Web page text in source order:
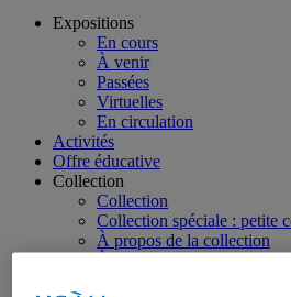
Expositions
En cours
À venir
Passées
Virtuelles
En circulation
Activités
Offre éducative
Collection
Collection
Collection spéciale : petite
À propos de la collection